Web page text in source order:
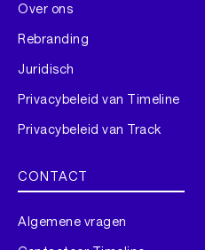
Over ons
Rebranding
Juridisch
Privacybeleid van Timeline
Privacybeleid van Track
CONTACT
Algemene vragen